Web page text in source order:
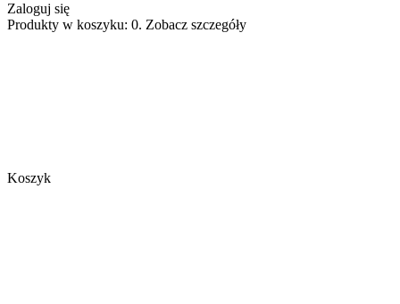
Zaloguj się
Produkty w koszyku: 0. Zobacz szczegóły
Koszyk